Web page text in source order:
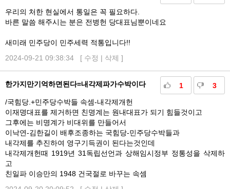
우리의 처한 현실에서 통일은 꼭 필요하다.
바른 말씀 해주시는 분은 전병헌 당대표님뿐이네요
새미래 민주당이 민주세력 적통입니다!!
2024-09-21 09:38:34 [ 수정 | 삭제 ]
1 3
한가지만기억하면된다=내각제파가수박이다
/국힘당.+민주당수박들 속셈-내각제개헌
이재명대표를 제거하면 친명계는 원내대표가 되기 힘들것이고
그후에는 비명계가 비대위를 만들어서
이낙연-김한길이 배후조종하는 국힘당-민주당수박들과
내각제를 추진하여 영구기득권이 된다는것인데
내각제개헌때 1919년 31독립선언과 상해임시정부 정통성을 삭제하
고
친일파 이승만의 1948 건국절로 바꾸는 속셈